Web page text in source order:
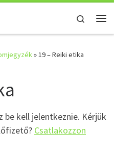
Search
»19 – Reiki etika
kell jelentkeznie. Kérjük
Csatlakozzon